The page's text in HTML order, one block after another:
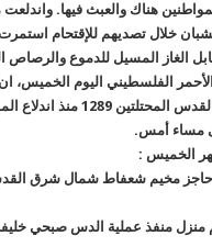
هناك والعبث فيها.
خلال تصديهم للإقتحام
الغاز المسيل للدموع والرصاص
الفلسطيني اليوم الخميس،
الإصابات في الضفة والقدس
مساء أمس.
الخميس :
حاجز مخيم شعفاط شمال شرق
منزل منفذ عملية الدس صبحي